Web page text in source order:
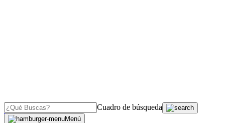
Cuadro de búsqueda
Menú
OJO